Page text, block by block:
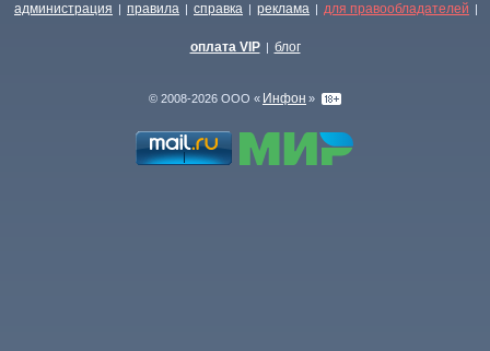
администрация | правила | справка | реклама | для правообладателей |
оплата VIP | блог
© 2008-2026 ООО « Инфон »